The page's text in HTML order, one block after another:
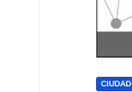
CIUDAD